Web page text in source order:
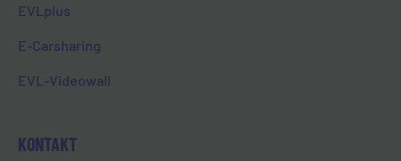
EVLplus
E-Carsharing
EVL-Videowall
KONTAKT
GESCHÄFTSSTELLE